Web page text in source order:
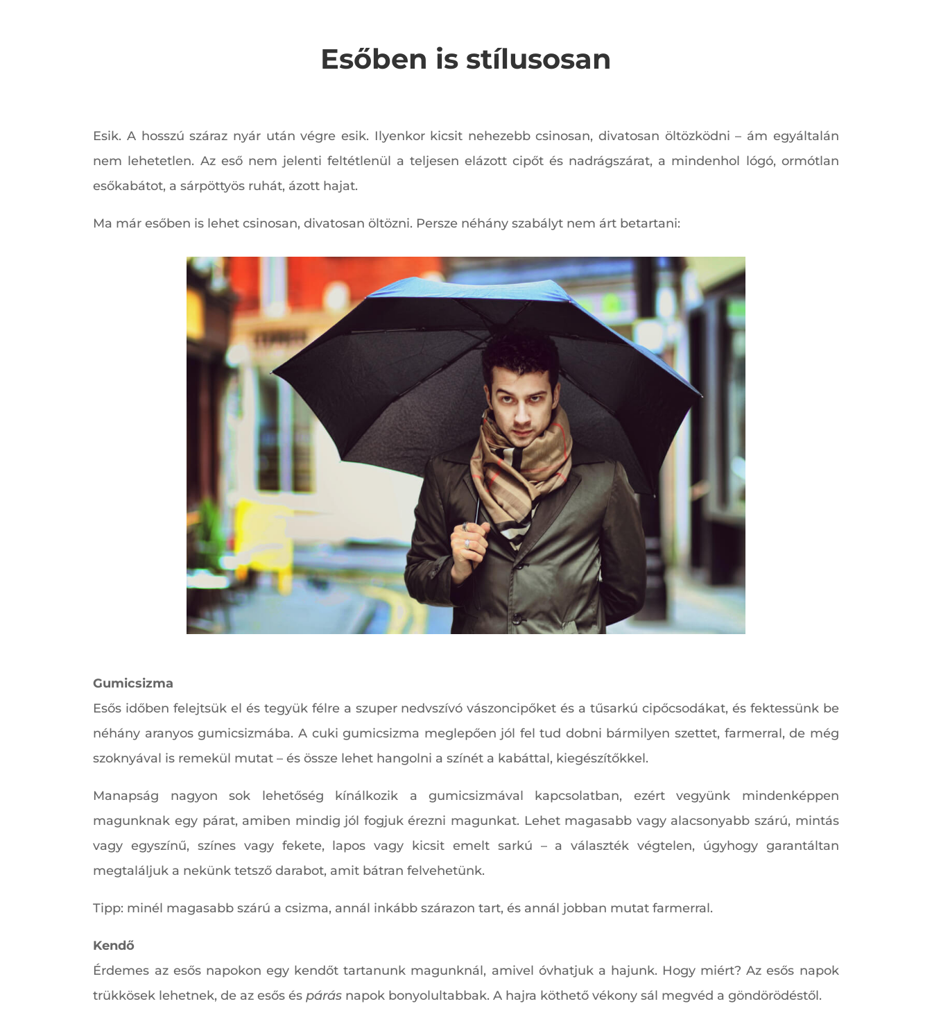
Esőben is stílusosan
Esik. A hosszú száraz nyár után végre esik. Ilyenkor kicsit nehezebb csinosan, divatosan öltözködni – ám egyáltalán
nem lehetetlen. Az eső nem jelenti feltétlenül a teljesen elázott cipőt és nadrágszárat, a mindenhol lógó, ormótlan
esőkabátot, a sárpöttyös ruhát, ázott hajat.
Ma már esőben is lehet csinosan, divatosan öltözni. Persze néhány szabályt nem árt betartani:
Gumicsizma
Esős időben felejtsük el és tegyük félre a szuper nedvszívó vászoncipőket és a tűsarkú cipőcsodákat, és fektessünk be
néhány aranyos gumicsizmába. A cuki gumicsizma meglepően jól fel tud dobni bármilyen szettet, farmerral, de még
szoknyával is remekül mutat – és össze lehet hangolni a színét a kabáttal, kiegészítőkkel.
Manapság nagyon sok lehetőség kínálkozik a gumicsizmával kapcsolatban, ezért vegyünk mindenképpen
magunknak egy párat, amiben mindig jól fogjuk érezni magunkat. Lehet magasabb vagy alacsonyabb szárú, mintás
vagy egyszínű, színes vagy fekete, lapos vagy kicsit emelt sarkú – a választék végtelen, úgyhogy garantáltan
megtaláljuk a nekünk tetsző darabot, amit bátran felvehetünk.
Tipp: minél magasabb szárú a csizma, annál inkább szárazon tart, és annál jobban mutat farmerral.
Kendő
Érdemes az esős napokon egy kendőt tartanunk magunknál, amivel óvhatjuk a hajunk. Hogy miért? Az esős napok
trükkösek lehetnek, de az esős éspárás napok bonyolultabbak. A hajra köthető vékony sál megvéd a göndörödéstől.